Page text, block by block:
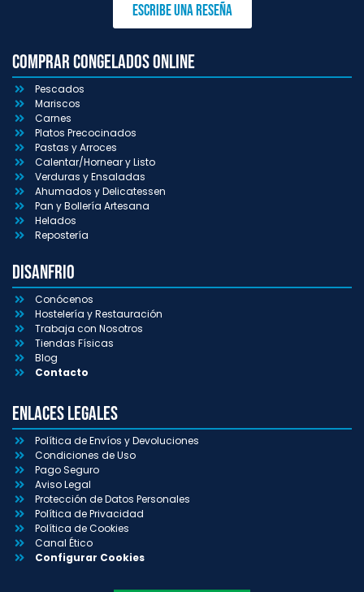
Escribe una reseña
Comprar congelados online
Pescados
Mariscos
Carnes
Platos Precocinados
Pastas y Arroces
Calentar/Hornear y Listo
Verduras y Ensaladas
Ahumados y Delicatessen
Pan y Bollería Artesana
Helados
Repostería
Disanfrio
Conócenos
Hostelería y Restauración
Trabaja con Nosotros
Tiendas Físicas
Blog
Contacto
Enlaces Legales
Política de Envíos y Devoluciones
Condiciones de Uso
Pago Seguro
Aviso Legal
Protección de Datos Personales
Política de Privacidad
Política de Cookies
Canal Ético
Configurar Cookies